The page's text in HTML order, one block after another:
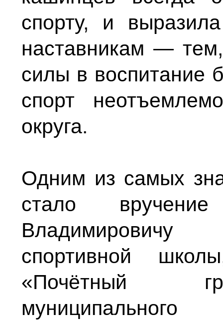
спорту, и
наставникам —
силы в воспитание
спорт
округа.
Одним из самых
стало
Владимировичу
спортивной
«Почётный